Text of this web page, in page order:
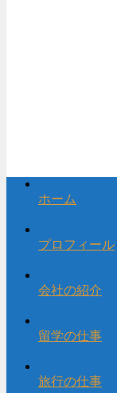
ホーム
プロフィール
会社の紹介
留学の仕事
旅行の仕事